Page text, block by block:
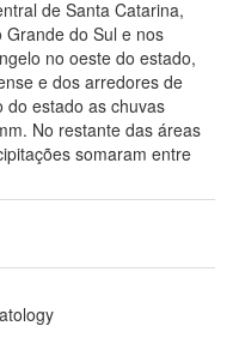
de Santa Catarina,
Grande do Sul e nos
no oeste do estado,
e dos arredores de
do estado as chuvas
No restante das áreas
somaram entre